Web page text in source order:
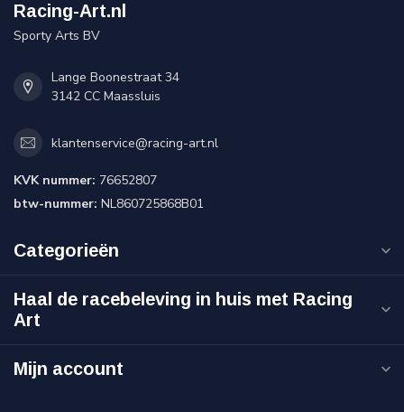
Racing-Art.nl
Sporty Arts BV
Lange Boonestraat 34
3142 CC Maassluis
klantenservice@racing-art.nl
KVK nummer: 76652807
btw-nummer: NL860725868B01
Categorieën
Haal de racebeleving in huis met Racing
Art
Mijn account